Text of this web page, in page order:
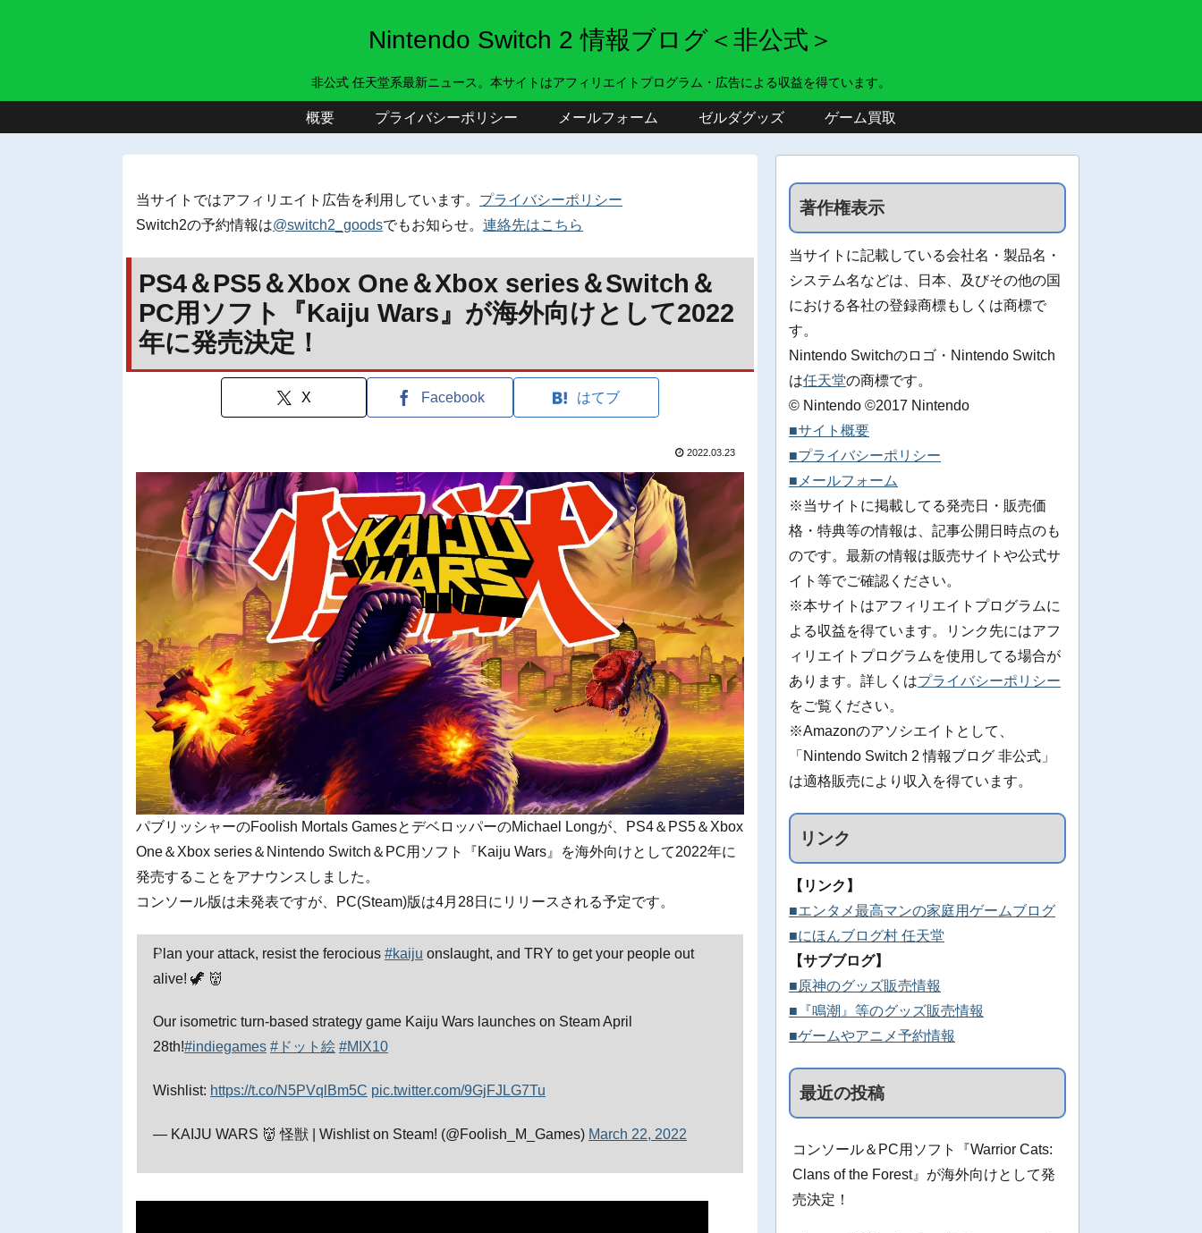
Nintendo Switch 2 情報ブログ＜非公式＞
非公式 任天堂系最新ニュース。本サイトはアフィリエイトプログラム・広告による収益を得ています。
概要 プライバシーポリシー メールフォーム ゼルダグッズ ゲーム買取
当サイトではアフィリエイト広告を利用しています。 プライバシーポリシー
Switch2の予約情報は@switch2_goodsでもお知らせ。 連絡先はこちら
PS4＆PS5＆Xbox One＆Xbox series＆Switch＆
PC用ソフト『Kaiju Wars』が海外向けとして2022
年に発売決定！
X Facebook はてブ
2022.03.23
パブリッシャーのFoolish Mortals GamesとデベロッパーのMichael Longが、PS4＆PS5＆Xbox
One＆Xbox series＆Nintendo Switch＆PC用ソフト『Kaiju Wars』を海外向けとして2022年に
発売することをアナウンスしました。
コンソール版は未発表ですが、PC(Steam)版は4月28日にリリースされる予定です。
Plan your attack, resist the ferocious #kaiju onslaught, and TRY to get your people out
alive! 🦖 👹
Our isometric turn-based strategy game Kaiju Wars launches on Steam April
28th!#indiegames #ドット絵 #MIX10
Wishlist: https://t.co/N5PVqlBm5C pic.twitter.com/9GjFJLG7Tu
— KAIJU WARS 👹 怪獣 | Wishlist on Steam! (@Foolish_M_Games) March 22, 2022
著作権表示
当サイトに記載している会社名・製品名・
システム名などは、日本、及びその他の国
における各社の登録商標もしくは商標で
す。
Nintendo Switchのロゴ・Nintendo Switch
は任天堂の商標です。
© Nintendo ©2017 Nintendo
■サイト概要
■プライバシーポリシー
■メールフォーム
※当サイトに掲載してる発売日・販売価
格・特典等の情報は、記事公開日時点のも
のです。最新の情報は販売サイトや公式サ
イト等でご確認ください。
※本サイトはアフィリエイトプログラムに
よる収益を得ています。リンク先にはアフ
ィリエイトプログラムを使用してる場合が
あります。詳しくはプライバシーポリシー
をご覧ください。
※Amazonのアソシエイトとして、
「Nintendo Switch 2 情報ブログ 非公式」
は適格販売により収入を得ています。
リンク
【リンク】
■エンタメ最高マンの家庭用ゲームブログ
■にほんブログ村 任天堂
【サブブログ】
■原神のグッズ販売情報
■『鳴潮』等のグッズ販売情報
■ゲームやアニメ予約情報
最近の投稿
コンソール＆PC用ソフト『Warrior Cats:
Clans of the Forest』が海外向けとして発
売決定！